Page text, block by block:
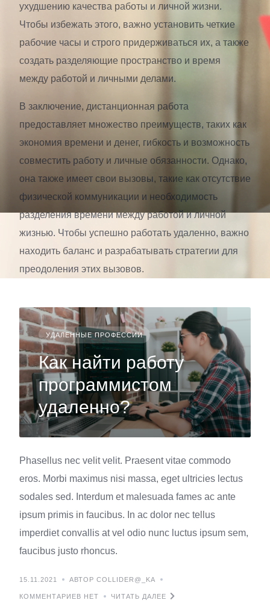
ухудшению качества работы и личной жизни.
Чтобы избежать этого, важно установить четкие
рабочие часы и строго придерживаться их, а также
создать разделяющие пространство и время
между работой и личными делами.
В заключение, дистанционная работа
предоставляет множество преимуществ, таких как
экономия времени и денег, гибкость и возможность
совместить работу и личные обязанности. Однако,
она также имеет свои вызовы, такие как отсутствие
физической коммуникации и необходимость
разделения времени между работой и личной
жизнью. Чтобы успешно работать удаленно, важно
находить баланс и разрабатывать стратегии для
преодоления этих вызовов.
УДАЛЕННЫЕ ПРОФЕССИИ
Как найти работу
программистом
удаленно?
Phasellus nec velit velit. Praesent vitae commodo
eros. Morbi maximus nisi massa, eget ultricies lectus
sodales sed. Interdum et malesuada fames ac ante
ipsum primis in faucibus. In ac dolor nec tellus
imperdiet convallis at vel odio nunc luctus ipsum sem,
faucibus justo rhoncus.
15.11.2021 АВТОР COLLIDER@_KA
КОММЕНТАРИЕВ НЕТ ЧИТАТЬ ДАЛЕЕ